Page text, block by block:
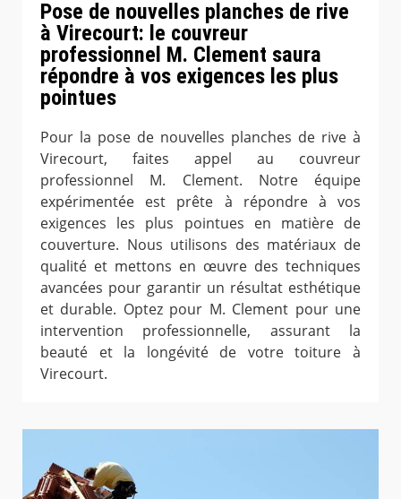
Pose de nouvelles planches de rive
à Virecourt: le couvreur
professionnel M. Clement saura
répondre à vos exigences les plus
pointues
Pour la pose de nouvelles planches de rive à
Virecourt, faites appel au couvreur
professionnel M. Clement. Notre équipe
expérimentée est prête à répondre à vos
exigences les plus pointues en matière de
couverture. Nous utilisons des matériaux de
qualité et mettons en œuvre des techniques
avancées pour garantir un résultat esthétique
et durable. Optez pour M. Clement pour une
intervention professionnelle, assurant la
beauté et la longévité de votre toiture à
Virecourt.